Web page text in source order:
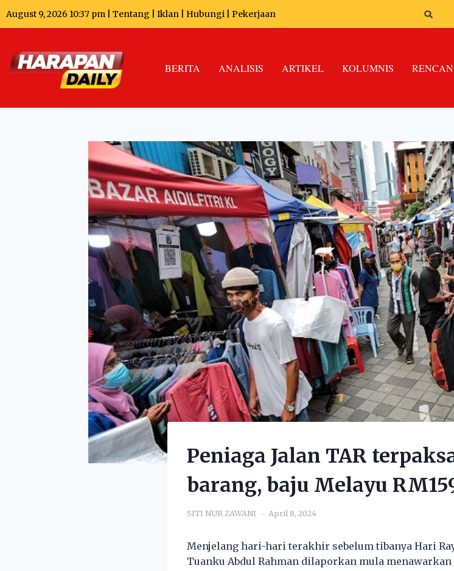
August 9, 2026 10:37 pm | Tentang Iklan Hubungi Pekerjaan
BERITA ANALISIS ARTIKEL KOLUMNIS
Peniaga Jalan TAR
barang, baju Melayu
SITI NUR ZAWANI April 8, 2024
Menjelang hari-hari terakhir sebelum tibanya Hari
Tuanku Abdul Rahman dilaporkan mula